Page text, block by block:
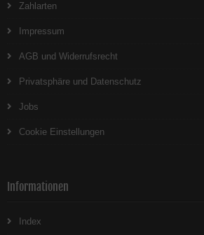
Zahlarten
Impressum
AGB und Widerrufsrecht
Privatsphäre und Datenschutz
Jobs
Cookie Einstellungen
Informationen
Index